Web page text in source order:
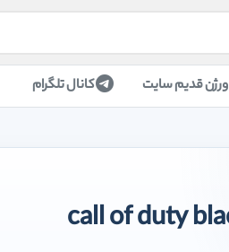
ورژن قدیم سایت کانال تلگرام